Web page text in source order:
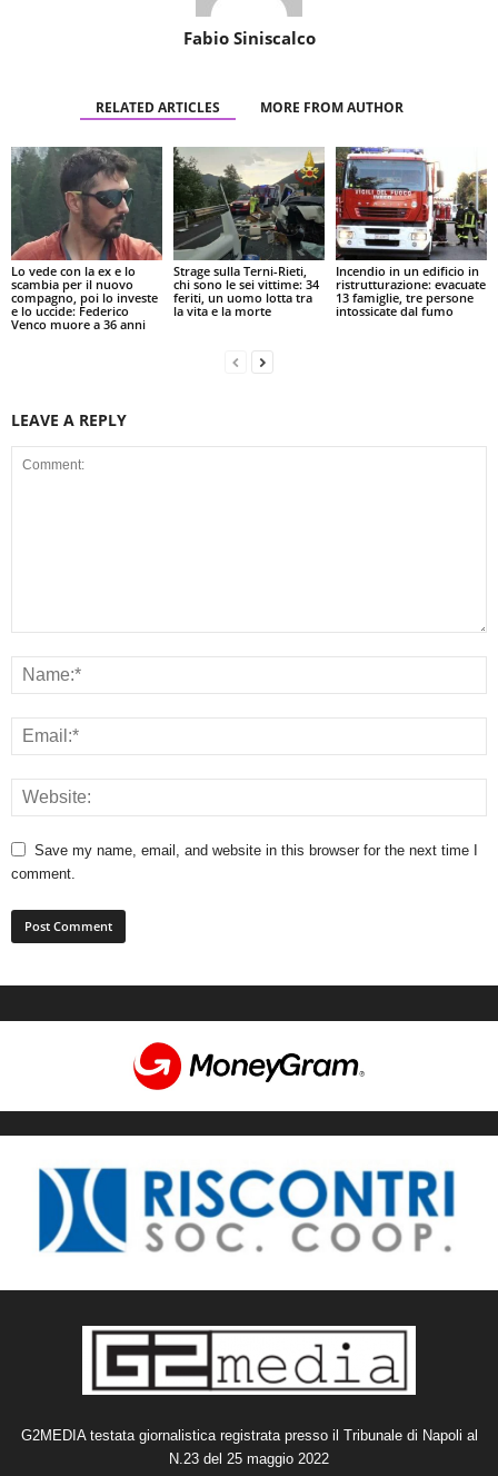
Fabio Siniscalco
RELATED ARTICLES MORE FROM AUTHOR
Lo vede con la ex e lo
scambia per il nuovo
compagno, poi lo investe
e lo uccide: Federico
Venco muore a 36 anni
Strage sulla Terni-Rieti,
chi sono le sei vittime: 34
feriti, un uomo lotta tra
la vita e la morte
Incendio in un edificio in
ristrutturazione: evacuate
13 famiglie, tre persone
intossicate dal fumo
LEAVE A REPLY
Save my name, email, and website in this browser for the next time I
comment.
G2MEDIA testata giornalistica registrata presso il Tribunale di Napoli al
N.23 del 25 maggio 2022